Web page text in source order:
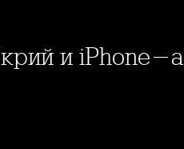
Скрий и iPhone-